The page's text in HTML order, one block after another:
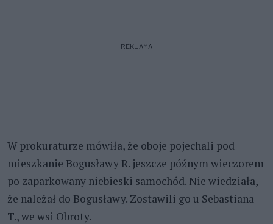
REKLAMA
W prokuraturze mówiła, że oboje pojechali pod
mieszkanie Bogusławy R. jeszcze późnym wieczorem
po zaparkowany niebieski samochód. Nie wiedziała,
że należał do Bogusławy. Zostawili go u Sebastiana
T., we wsi Obroty.